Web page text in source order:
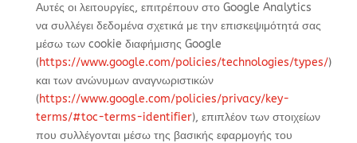
Αυτές οι λειτουργίες, επιτρέπουν στο Google Analytics
να συλλέγει δεδομένα σχετικά με την επισκεψιμότητά σας
μέσω των cookie διαφήμισης Google
(https://www.google.com/policies/technologies/types/)
και των ανώνυμων αναγνωριστικών
(https://www.google.com/policies/privacy/key-
terms/#toc-terms-identifier), επιπλέον των στοιχείων
που συλλέγονται μέσω της βασικής εφαρμογής του